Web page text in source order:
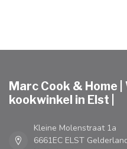
Marc Cook & Home |
kookwinkel in Elst |
Kleine Molenstraat 1a
6661EC ELST